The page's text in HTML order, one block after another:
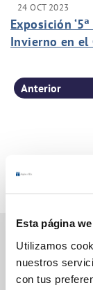
Esta página
Utilizamos
nuestros
con tus
24 OCT 2023
Exposición
Invierno en el
Anterior
Gestiones